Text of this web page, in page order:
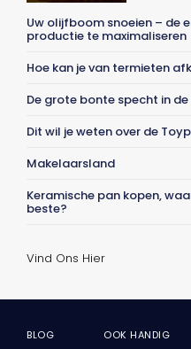
Uw olijfboom snoeien – de
productie te maximaliseren
Hoe kan je van termieten
De grote bonte specht in
Dit wil je weten over de
Makelaarsland
Keramische pan kopen,
beste?
Vind Ons Hier
BLOG OOK HANDIG